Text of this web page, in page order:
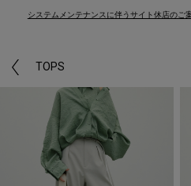
システムメンテナンスに伴うサイト休店のご
TOPS